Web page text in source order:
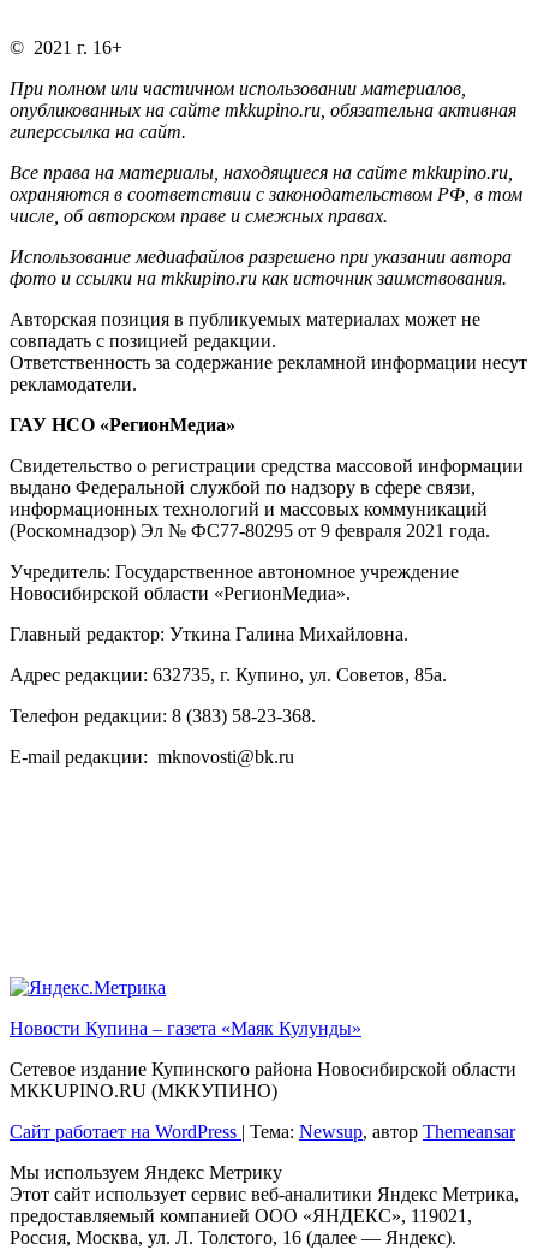
© 2021 г. 16+
При полном или частичном использовании материалов,
опубликованных на сайте mkkupino.ru, обязательна активная
гиперссылка на сайт.
Все права на материалы, находящиеся на сайте mkkupino.ru,
охраняются в соответствии с законодательством РФ, в том
числе, об авторском праве и смежных правах.
Использование медиафайлов разрешено при указании автора
фото и ссылки на mkkupino.ru как источник заимствования.
Авторская позиция в публикуемых материалах может не
совпадать с позицией редакции.
Ответственность за содержание рекламной информации несут
рекламодатели.
ГАУ НСО «РегионМедиа»
Свидетельство о регистрации средства массовой информации
выдано Федеральной службой по надзору в сфере связи,
информационных технологий и массовых коммуникаций
(Роскомнадзор) Эл № ФС77-80295 от 9 февраля 2021 года.
Учредитель: Государственное автономное учреждение
Новосибирской области «РегионМедиа».
Главный редактор: Уткина Галина Михайловна.
Адрес редакции: 632735, г. Купино, ул. Советов, 85а.
Телефон редакции: 8 (383) 58-23-368.
E-mail редакции: mknovosti@bk.ru
Новости Купина – газета «Маяк Кулунды»
Сетевое издание Купинского района Новосибирской области
МКKUPINO.RU (МККУПИНО)
Сайт работает на WordPress
Тема: Newsup, автор Themeansar
Мы используем Яндекс Метрику
Этот сайт использует сервис веб-аналитики Яндекс Метрика,
предоставляемый компанией ООО «ЯНДЕКС», 119021,
Россия, Москва, ул. Л. Толстого, 16 (далее — Яндекс).